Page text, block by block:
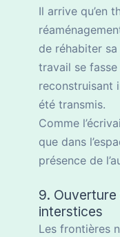
Il arrive qu’en
de réhabiter
travail se
reconstruisant
été transmis.
Comme
que dans
présence de
9. Ouverture
interstices
Les frontières